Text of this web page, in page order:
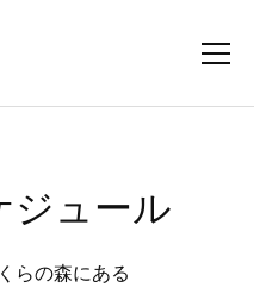
ジュール
らの森にある